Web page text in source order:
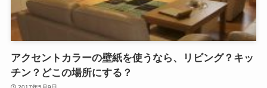
アクセントカラーの壁紙を使うなら、リビング？キッ
チン？どこの場所にする？